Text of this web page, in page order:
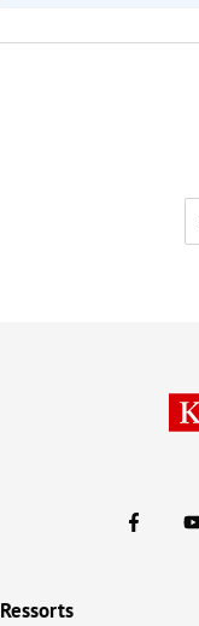
Ressorts